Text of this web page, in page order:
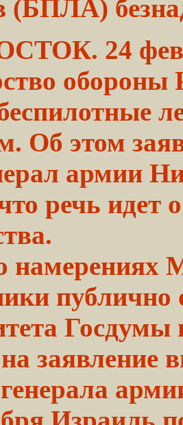
(БПЛА)
24
обороны
Об этом
армии
речь идет
намерениях
публично
заявление